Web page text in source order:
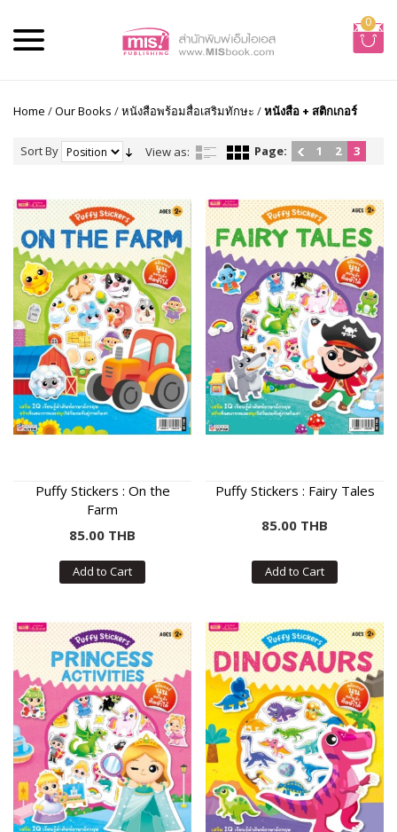
0
Home /Our Books /หนังสือพร้อมสื่อเสริมทักษะ /หนังสือ + สติกเกอร์
Sort By View as: Page: 1 2 3
Puffy Stickers : On the
Farm
85.00 THB
Add to Cart
Puffy Stickers : Fairy Tales
85.00 THB
Add to Cart